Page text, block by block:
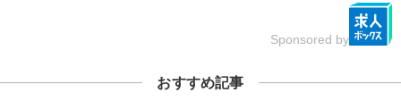
Sponsored by
おすすめ記事